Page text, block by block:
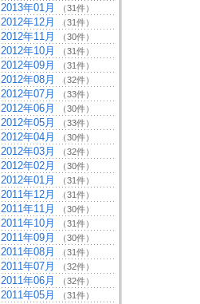
2013年01月 （31件）
2012年12月 （31件）
2012年11月 （30件）
2012年10月 （31件）
2012年09月 （31件）
2012年08月 （32件）
2012年07月 （33件）
2012年06月 （30件）
2012年05月 （33件）
2012年04月 （30件）
2012年03月 （32件）
2012年02月 （30件）
2012年01月 （31件）
2011年12月 （31件）
2011年11月 （30件）
2011年10月 （31件）
2011年09月 （30件）
2011年08月 （31件）
2011年07月 （32件）
2011年06月 （32件）
2011年05月 （31件）